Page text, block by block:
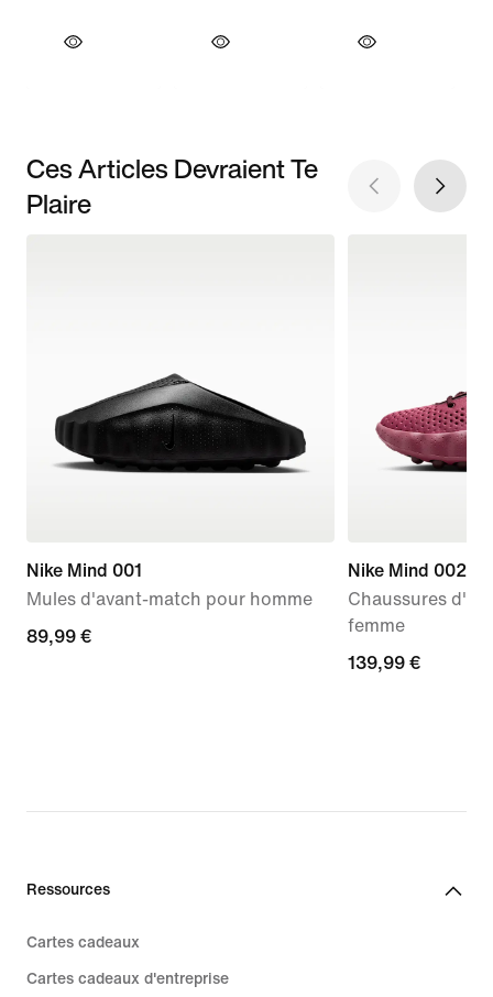
Ces Articles Devraient Te
Plaire
Nike Mind 001
Mules d'avant-match pour homme
89,99 €
89,99 €
Nike Mind 002
Chaussures
femme
139,99 €
139,99 €
Ressources
Cartes cadeaux
Cartes cadeaux d'entreprise